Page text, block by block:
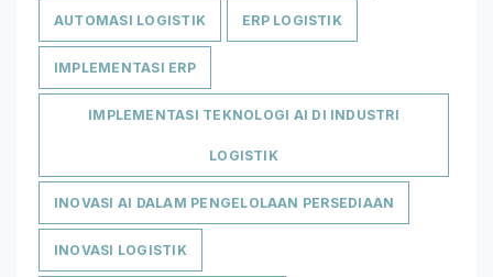
AUTOMASI LOGISTIK ERP LOGISTIK
IMPLEMENTASI ERP
IMPLEMENTASI TEKNOLOGI AI DI INDUSTRI
LOGISTIK
INOVASI AI DALAM PENGELOLAAN PERSEDIAAN
INOVASI LOGISTIK